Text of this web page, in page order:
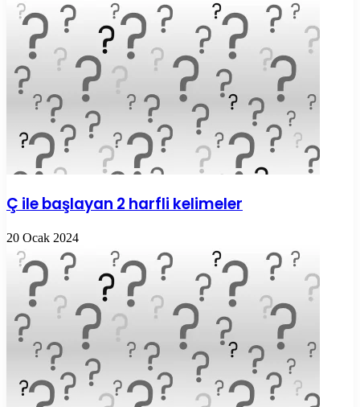
Ç ile başlayan 2 harfli kelimeler
20 Ocak 2024